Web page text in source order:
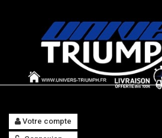
Votre compte